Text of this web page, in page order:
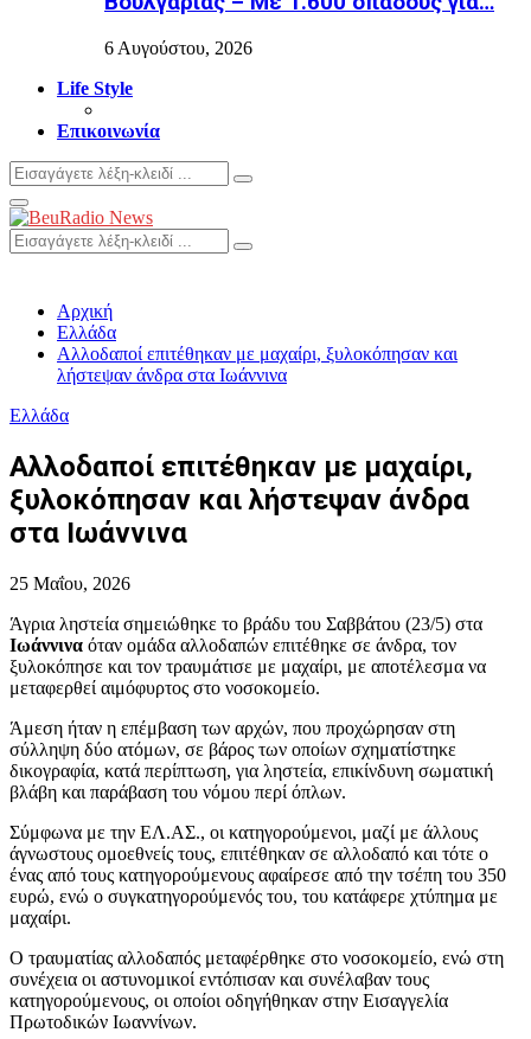
6 Αυγούστου, 2026
Life Style
Επικοινωνία
Search
for:
Search
Primary
Menu
Search
for:
Search
Αρχική
Ελλάδα
Αλλοδαποί επιτέθηκαν με μαχαίρι, ξυλοκόπησαν και
λήστεψαν άνδρα στα Ιωάννινα
Ελλάδα
Αλλοδαποί επιτέθηκαν με μαχαίρι,
ξυλοκόπησαν και λήστεψαν άνδρα
στα Ιωάννινα
25 Μαΐου, 2026
Άγρια ληστεία σημειώθηκε το βράδυ του Σαββάτου (23/5) στα
Ιωάννινα όταν ομάδα αλλοδαπών επιτέθηκε σε άνδρα, τον
ξυλοκόπησε και τον τραυμάτισε με μαχαίρι, με αποτέλεσμα να
μεταφερθεί αιμόφυρτος στο νοσοκομείο.
Άμεση ήταν η επέμβαση των αρχών, που προχώρησαν στη
σύλληψη δύο ατόμων, σε βάρος των οποίων σχηματίστηκε
δικογραφία, κατά περίπτωση, για ληστεία, επικίνδυνη σωματική
βλάβη και παράβαση του νόμου περί όπλων.
Σύμφωνα με την ΕΛ.ΑΣ., οι κατηγορούμενοι, μαζί με άλλους
άγνωστους ομοεθνείς τους, επιτέθηκαν σε αλλοδαπό και τότε ο
ένας από τους κατηγορούμενους αφαίρεσε από την τσέπη του 350
ευρώ, ενώ ο συγκατηγορούμενός του, του κατάφερε χτύπημα με
μαχαίρι.
Ο τραυματίας αλλοδαπός μεταφέρθηκε στο νοσοκομείο, ενώ στη
συνέχεια οι αστυνομικοί εντόπισαν και συνέλαβαν τους
κατηγορούμενους, οι οποίοι οδηγήθηκαν στην Εισαγγελία
Πρωτοδικών Ιωαννίνων.